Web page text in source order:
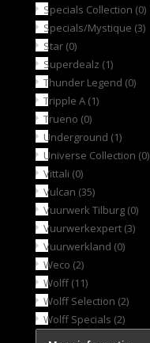
Specials Collection (0)
Specials/Mystique (3)
Star (0)
Superdealz (1)
Thunder Legend (0)
Tripple A (1)
Trueno (0)
Underground (1)
Universe Collection (0)
Vittali (0)
Vulcan (35)
Vuurwerk Tilburg (0)
Vuurwerkexpert (3)
Vuurwerkland (0)
Weco (2)
Wolff (11)
Wolff Selection (2)
Wolff Specials (2)